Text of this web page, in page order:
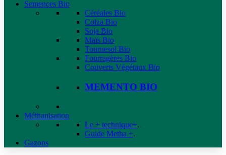
Semences Bio
Céréales Bio
Colza Bio
Soja Bio
Maïs Bio
Tournesol Bio
Fourragères Bio
Couverts Végétaux Bio
MEMENTO BIO
Méthanisation
Le + technique+.
Guide Metha +.
Gazons